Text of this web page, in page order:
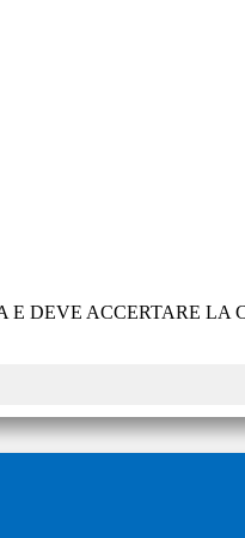
DEVE ACCERTARE LA